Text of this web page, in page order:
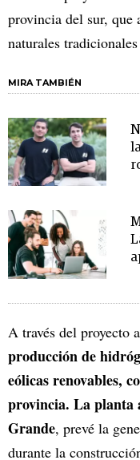
provincia del sur, que
naturales
MIRA TAMBIÉN
A través del proyecto
producción de
eólicas renovables,
provincia. La planta
Grande, prevé la
durante la